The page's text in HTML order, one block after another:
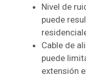
Nivel de
puede
Cable de
puede
extensión